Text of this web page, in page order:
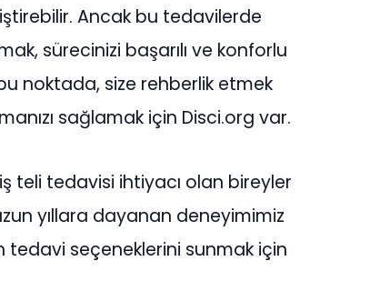
Ancak bu tedavilerde
sürecinizi başarılı ve konforlu
noktada, size rehberlik etmek
sağlamak için Disci.org var.
teli tedavisi ihtiyacı olan bireyler
yıllara dayanan deneyimimiz
tedavi seçeneklerini sunmak için